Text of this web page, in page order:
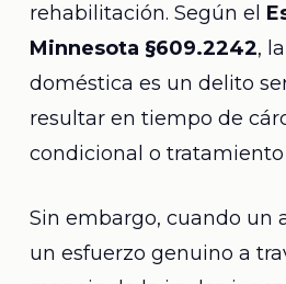
rehabilitación. Según el
Minnesota §609.2242,
doméstica es un delito
resultar en tiempo de
condicional o
Sin embargo, cuando un
un esfuerzo genuino a